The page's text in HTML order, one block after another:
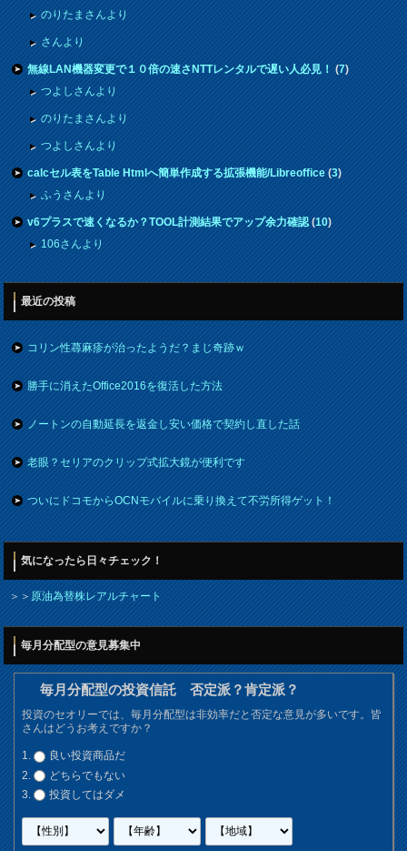
のりたまさんより
さんより
無線LAN機器変更で１０倍の速さNTTレンタルで遅い人必見！(7)
つよしさんより
のりたまさんより
つよしさんより
calcセル表をTable Htmlへ簡単作成する拡張機能/Libreoffice(3)
ふうさんより
v6プラスで速くなるか？TOOL計測結果でアップ余力確認(10)
106さんより
最近の投稿
コリン性蕁麻疹が治ったようだ？まじ奇跡ｗ
勝手に消えたOffice2016を復活した方法
ノートンの自動延長を返金し安い価格で契約し直した話
老眼？セリアのクリップ式拡大鏡が便利です
ついにドコモからOCNモバイルに乗り換えて不労所得ゲット！
気になったら日々チェック！
＞＞原油為替株レアルチャート
毎月分配型の意見募集中
毎月分配型の投資信託 否定派？肯定派？
投資のセオリーでは、毎月分配型は非効率だと否定な意見が多いです。皆
さんはどうお考えですか？
良い投資商品だ
どちらでもない
投資してはダメ